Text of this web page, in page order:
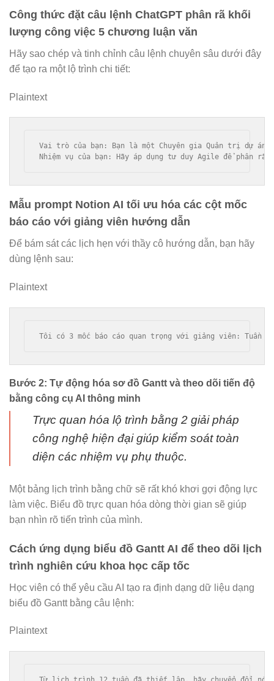
Công thức đặt câu lệnh ChatGPT phân rã khối
lượng công việc 5 chương luận văn
Hãy sao chép và tinh chỉnh câu lệnh chuyên sâu dưới đây
để tạo ra một lộ trình chi tiết:
Plaintext
Vai trò của bạn: Bạn là một Chuyên gia Quản trị dự
Mẫu prompt Notion AI tối ưu hóa các cột mốc
báo cáo với giảng viên hướng dẫn
Để bám sát các lịch hẹn với thầy cô hướng dẫn, bạn hãy
dùng lệnh sau:
Plaintext
Bước 2: Tự động hóa sơ đồ Gantt và theo dõi tiến độ
bằng công cụ AI thông minh
Trực quan hóa lộ trình bằng 2 giải pháp
công nghệ hiện đại giúp kiểm soát toàn
diện các nhiệm vụ phụ thuộc.
Một bảng lịch trình bằng chữ sẽ rất khó khơi gợi động lực
làm việc. Biểu đồ trực quan hóa dòng thời gian sẽ giúp
bạn nhìn rõ tiến trình của mình.
Cách ứng dụng biểu đồ Gantt AI để theo dõi lịch
trình nghiên cứu khoa học cấp tốc
Học viên có thể yêu cầu AI tạo ra định dạng dữ liệu dạng
biểu đồ Gantt bằng câu lệnh:
Plaintext